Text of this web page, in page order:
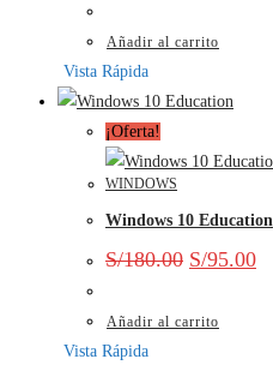
Añadir al carrito
Vista Rápida
¡Oferta!
WINDOWS
Windows 10 Education
S/180.00 S/95.00
Añadir al carrito
Vista Rápida